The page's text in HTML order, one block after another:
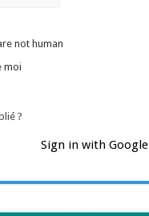
not human
moi
?
Sign in with Google